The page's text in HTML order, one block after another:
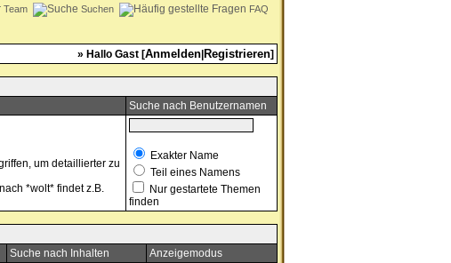
Team Suchen
FAQ
» Hallo Gast [Anmelden|Registrieren]
Suche nach Benutzernamen
um detaillierter zu
*wolt* findet z.B.
Exakter Name
Teil eines Namens
Nur gestartete Themen
finden
Suche nach Inhalten Anzeigemodus